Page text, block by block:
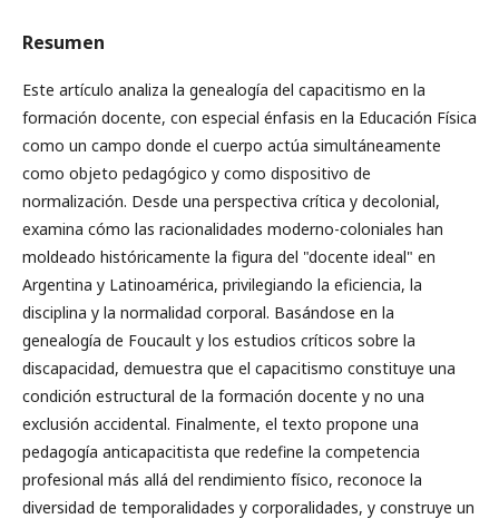
Resumen
Este artículo analiza la genealogía del capacitismo en la
formación docente, con especial énfasis en la Educación Física
como un campo donde el cuerpo actúa simultáneamente
como objeto pedagógico y como dispositivo de
normalización. Desde una perspectiva crítica y decolonial,
examina cómo las racionalidades moderno-coloniales han
moldeado históricamente la figura del "docente ideal" en
Argentina y Latinoamérica, privilegiando la eficiencia, la
disciplina y la normalidad corporal. Basándose en la
genealogía de Foucault y los estudios críticos sobre la
discapacidad, demuestra que el capacitismo constituye una
condición estructural de la formación docente y no una
exclusión accidental. Finalmente, el texto propone una
pedagogía anticapacitista que redefine la competencia
profesional más allá del rendimiento físico, reconoce la
diversidad de temporalidades y corporalidades, y construye un